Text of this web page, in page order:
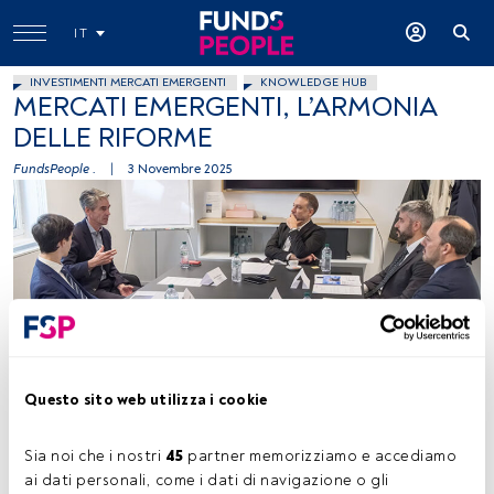
Questo sito web utilizza i cookie
Sia noi che i nostri 45 partner memorizziamo e accediamo
ai dati personali, come i dati di navigazione o gli
IT
INVESTIMENTI MERCATI EMERGENTI KNOWLEDGE HUB
MERCATI EMERGENTI, L’ARMONIA
DELLE RIFORME
FundsPeople . 3 Novembre 2025
Tempo di lettura:23 s.